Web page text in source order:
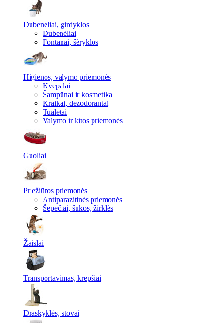
Dubenėliai, girdyklos
Dubenėliai
Fontanai, šėryklos
Higienos, valymo priemonės
Kvepalai
Šampūnai ir kosmetika
Kraikai, dezodorantai
Tualetai
Valymo ir kitos priemonės
Guoliai
Priežiūros priemonės
Antiparazitinės priemonės
Šepečiai, šukos, žirklės
Žaislai
Transportavimas, krepšiai
Draskyklės, stovai